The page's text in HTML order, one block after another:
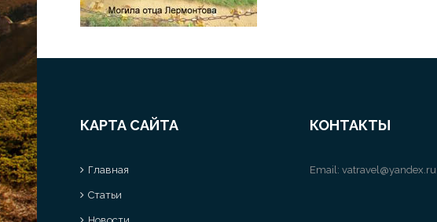
КАРТА САЙТА
Главная
Статьи
КОНТАКТЫ
Email: vatravel@yandex.ru